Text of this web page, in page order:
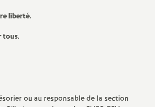
liberté.
tous.
ou au responsable de la section